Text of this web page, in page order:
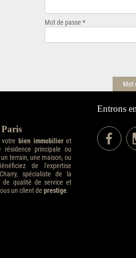
Mot de passe *
Mot
bien immobilieret
résidence principale ou
terrain, une maison, ou
de l'expertise
spécialiste de la
de qualité de service et
un client deprestige.
Entrons